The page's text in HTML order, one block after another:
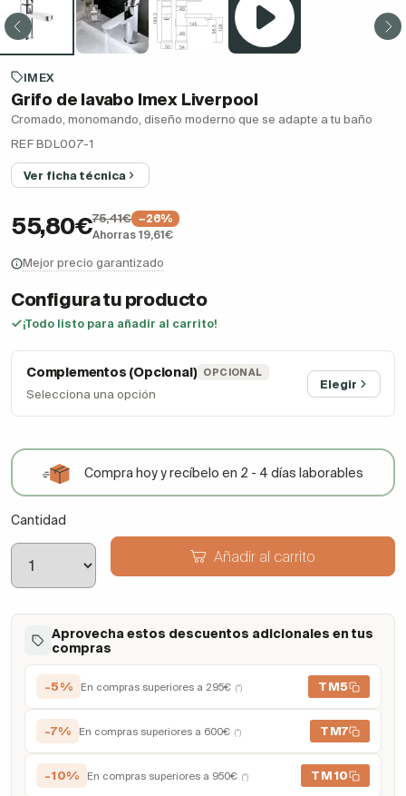
IMEX
Grifo de lavabo Imex Liverpool
Cromado, monomando, diseño moderno que se adapte a tu baño
REF BDL007-1
Ver ficha técnica
55,80€75,41€
−26%
Ahorras 19,61€
Mejor precio garantizado
Configura tu producto
¡Todo listo para añadir al carrito!
Complementos (Opcional) OPCIONAL
Selecciona una opción
Elegir
Compra hoy y recíbelo en 2 - 4 días laborables
Cantidad
Añadir al carrito
Aprovecha estos descuentos adicionales en tus
compras
-5% En compras superiores a 295€ (*) TM5
-7% En compras superiores a 600€ (*) TM7
-10% En compras superiores a 950€ (*) TM10